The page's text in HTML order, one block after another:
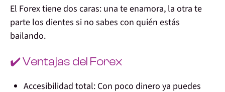
El Forex tiene dos caras: una te enamora, la otra te
parte los dientes si no sabes con quién estás
bailando.
✔️ Ventajas del Forex
Accesibilidad total: Con poco dinero ya puedes